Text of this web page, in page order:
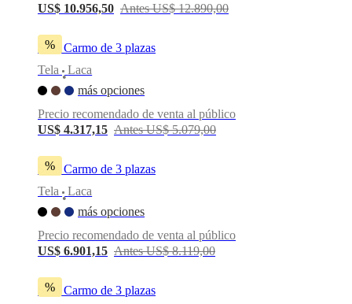
US$ 10.956,50 Antes US$ 12.890,00
%
Sofá Carmo de 3 plazas
Tela
•
Laca
más opciones
Precio recomendado de venta al público
US$ 4.317,15 Antes US$ 5.079,00
%
Sofá Carmo de 3 plazas
Tela
•
Laca
más opciones
Precio recomendado de venta al público
US$ 6.901,15 Antes US$ 8.119,00
%
Sofá Carmo de 3 plazas